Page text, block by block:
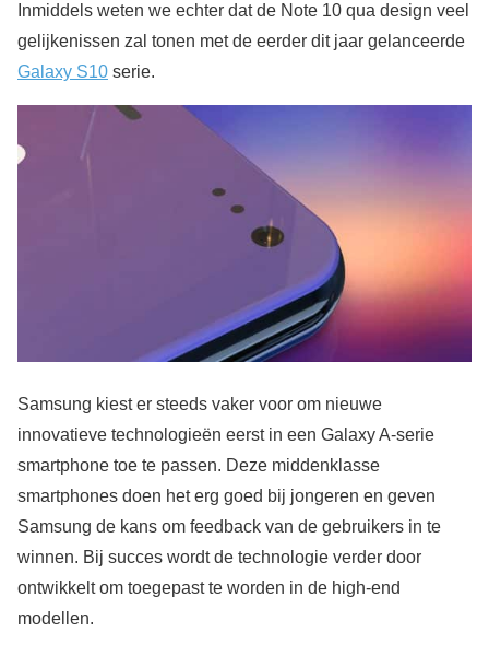
Inmiddels weten we echter dat de Note 10 qua design veel
gelijkenissen zal tonen met de eerder dit jaar gelanceerde
Galaxy S10 serie.
Samsung kiest er steeds vaker voor om nieuwe
innovatieve technologieën eerst in een Galaxy A-serie
smartphone toe te passen. Deze middenklasse
smartphones doen het erg goed bij jongeren en geven
Samsung de kans om feedback van de gebruikers in te
winnen. Bij succes wordt de technologie verder door
ontwikkelt om toegepast te worden in de high-end
modellen.